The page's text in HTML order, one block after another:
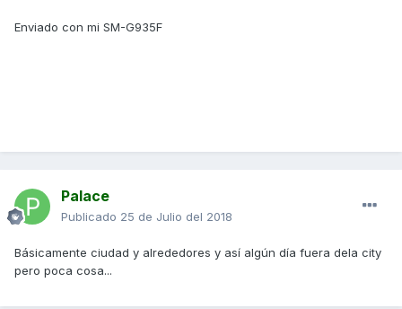
Enviado con mi SM-G935F
Palace
Publicado 25 de Julio del 2018
Básicamente ciudad y alrededores y así algún día fuera dela city
pero poca cosa...